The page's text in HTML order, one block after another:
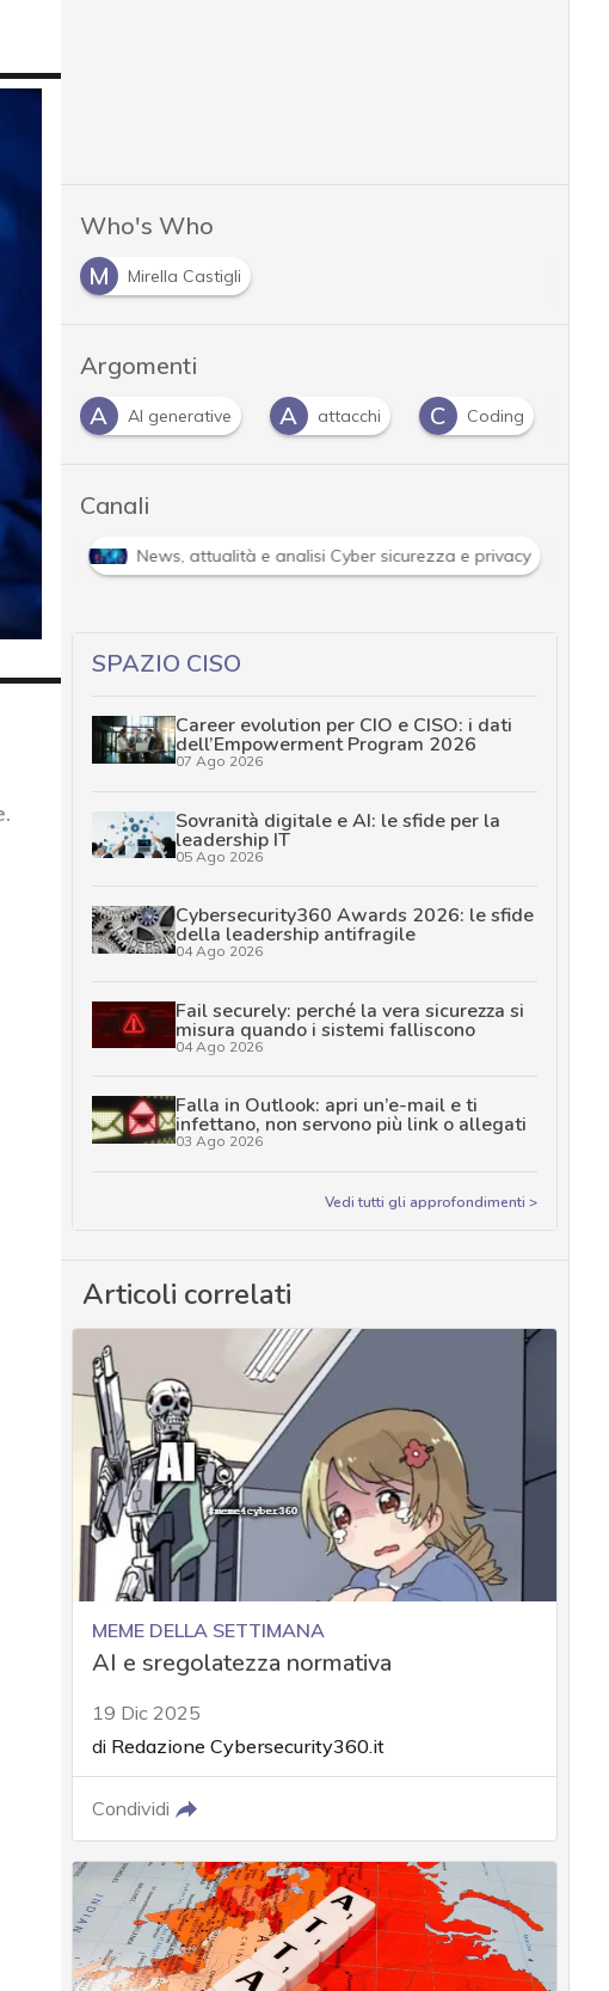
Who's Who
M
Mirella Castigli
Argomenti
AI A AI generative A attacchi C Coding
Canali
News, attualità e analisi Cyber sicurezza e privacy
SPAZIO CISO
Career evolution per CIO e CISO: i dati
dell’Empowerment Program 2026
07 Ago 2026
Sovranità digitale e AI: le sfide per la
leadership IT
05 Ago 2026
Cybersecurity360 Awards 2026: le sfide
della leadership antifragile
04 Ago 2026
Fail securely: perché la vera sicurezza si
misura quando i sistemi falliscono
04 Ago 2026
Falla in Outlook: apri un’e-mail e ti
infettano, non servono più link o allegati
03 Ago 2026
Vedi tutti gli approfondimenti >
Articoli correlati
MEME DELLA SETTIMANA
AI e sregolatezza normativa
19 Dic 2025
di Redazione Cybersecurity360.it
Condividi